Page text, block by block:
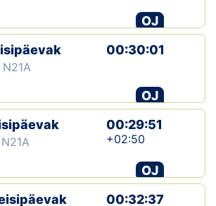
OJ
00:30:01
OJ
00:29:51
+02:50
OJ
00:32:37